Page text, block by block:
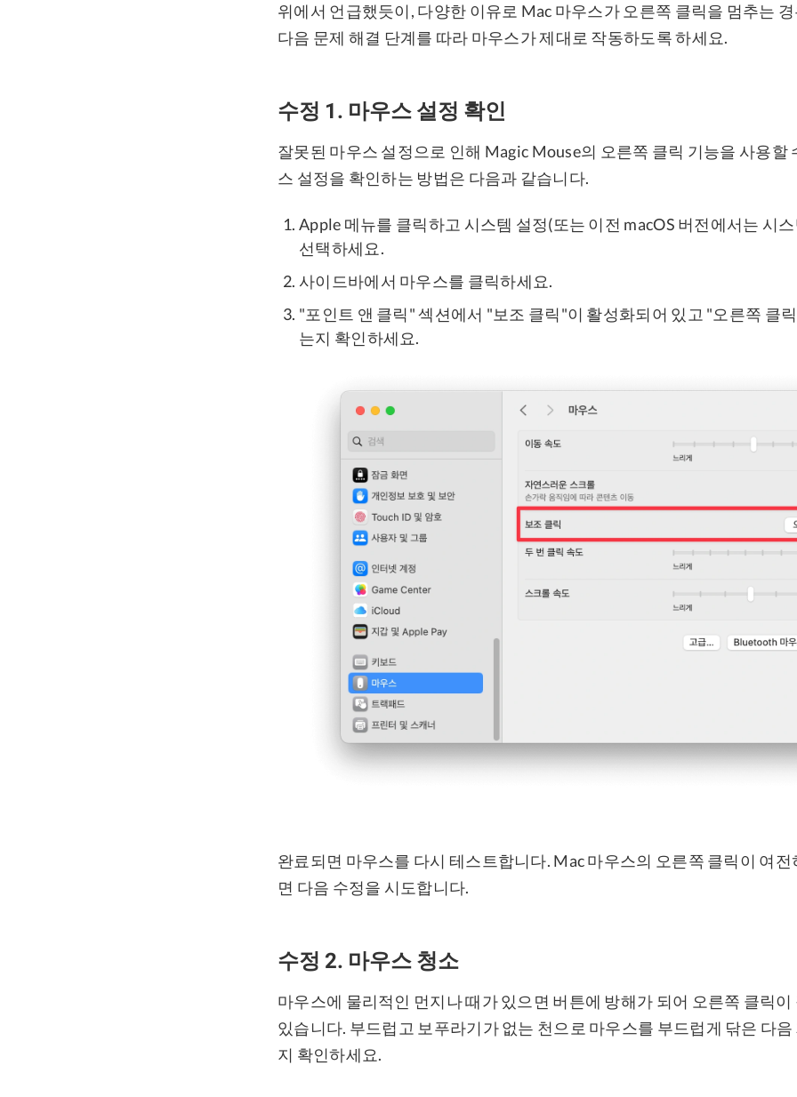
위에서 언급했듯이, 다양한 이유로 Mac 마우스가 오른쪽 클릭을 멈추는
다음 문제 해결 단계를 따라 마우스가 제대로 작동하도록 하세요.
수정 1. 마우스 설정 확인
잘못된 마우스 설정으로 인해 Magic Mouse의 오른쪽 클릭 기능을 사용할
스 설정을 확인하는 방법은 다음과 같습니다.
Apple 메뉴를 클릭하고 시스템 설정(또는 이전 macOS 버전에서는 시
선택하세요.
사이드바에서 마우스를 클릭하세요.
"포인트 앤 클릭" 섹션에서 "보조 클릭"이 활성화되어 있고 "오른쪽 클
는지 확인하세요.
완료되면 마우스를 다시 테스트합니다. Mac 마우스의 오른쪽 클릭이 여전
면 다음 수정을 시도합니다.
수정 2. 마우스 청소
마우스에 물리적인 먼지나 때가 있으면 버튼에 방해가 되어 오른쪽 클릭이
있습니다. 부드럽고 보푸라기가 없는 천으로 마우스를 부드럽게 닦은 다
지 확인하세요.